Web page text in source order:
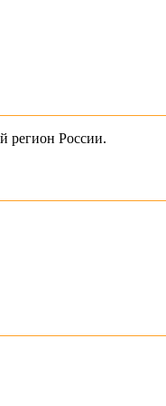
регион России.